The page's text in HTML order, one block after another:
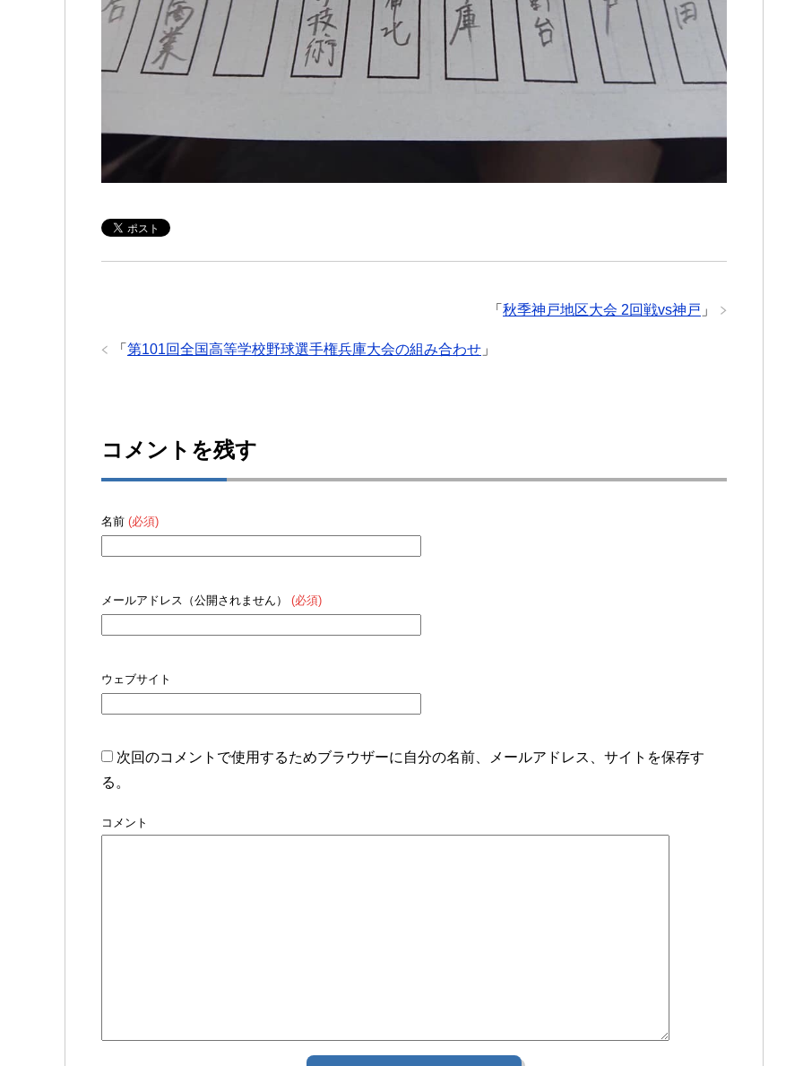
「 秋季神戸地区大会 2回戦vs神戸 」
「 第101回全国高等学校野球選手権兵庫大会の組み合わせ 」
コメントを残す
名前 (必須)
メールアドレス（公開されません） (必須)
ウェブサイト
次回のコメントで使用するためブラウザーに自分の名前、メールアドレス、サイトを保存す
る。
コメント